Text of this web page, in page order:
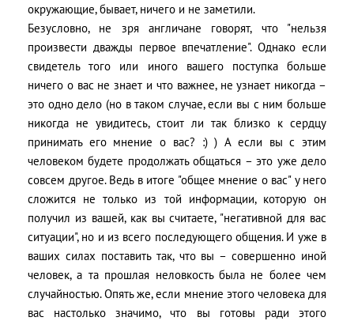
окружающие, бывает, ничего и не заметили.
Безусловно, не зря англичане говорят, что "нельзя
произвести дважды первое впечатление". Однако если
свидетель того или иного вашего поступка больше
ничего о вас не знает и что важнее, не узнает никогда –
это одно дело (но в таком случае, если вы с ним больше
никогда не увидитесь, стоит ли так близко к сердцу
принимать его мнение о вас? :) ) А если вы с этим
человеком будете продолжать общаться – это уже дело
совсем другое. Ведь в итоге "общее мнение о вас" у него
сложится не только из той информации, которую он
получил из вашей, как вы считаете, "негативной для вас
ситуации", но и из всего последующего общения. И уже в
ваших силах поставить так, что вы – совершенно иной
человек, а та прошлая неловкость была не более чем
случайностью. Опять же, если мнение этого человека для
вас настолько значимо, что вы готовы ради этого